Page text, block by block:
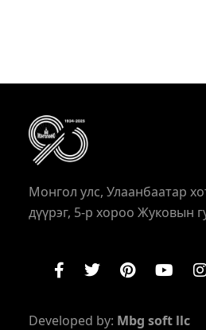
Монгол улс, Улаанбаатар
дүүрэг, 5-р хороо Жуковын
Developed by: Mbg soft llc